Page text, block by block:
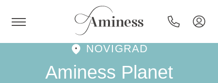
NOVIGRAD
Aminess Planet